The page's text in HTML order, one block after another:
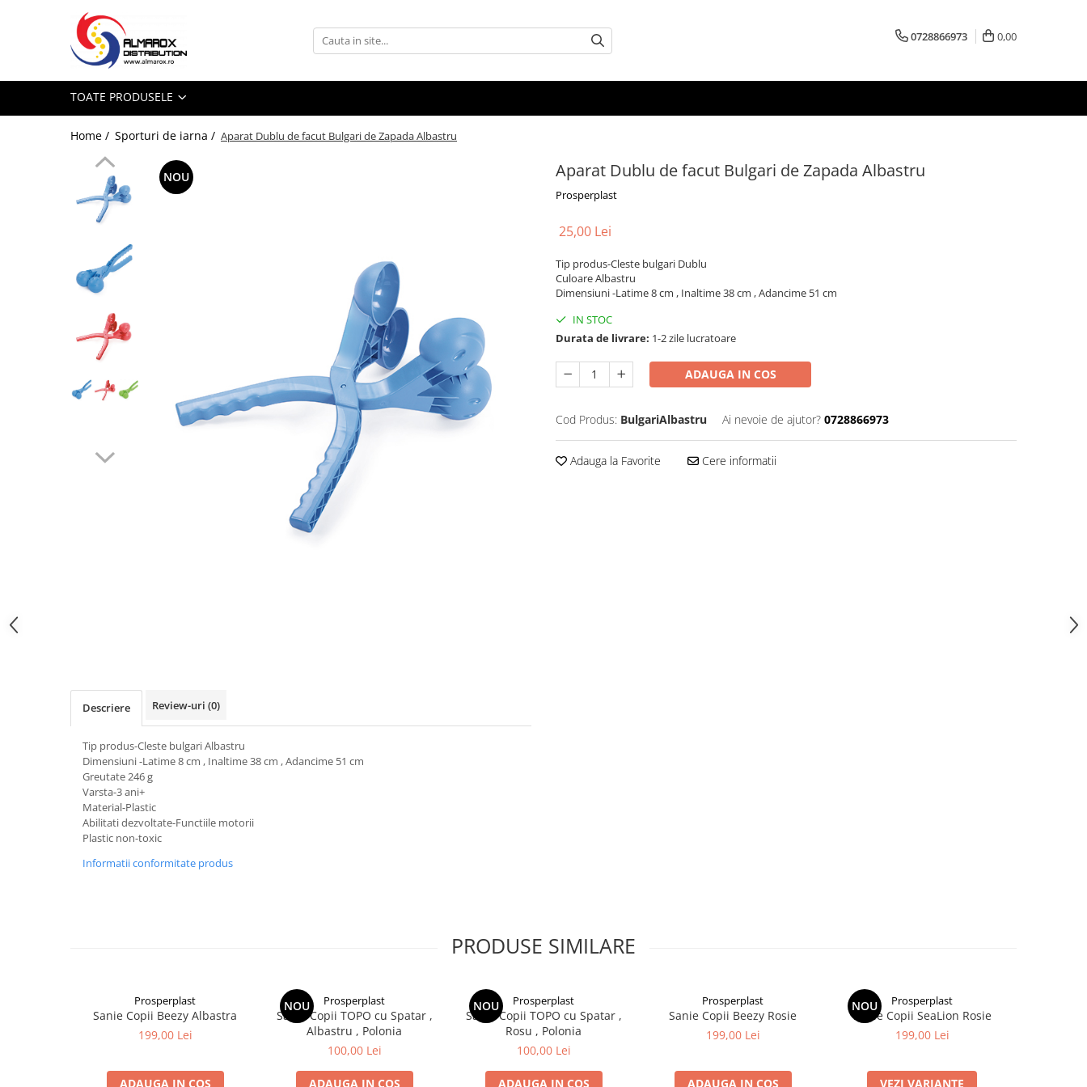
Toate Produsele
Aparat de facut Bulgari
Bob-uri Derdelus
Disc-uri Derdelus
Jucarii interior
Pistoale cu Apa
0728866973 0,00
TOATE PRODUSELE
Home / Sporturi de iarna / Aparat Dublu de facut Bulgari de Zapada Albastru
Aparat Dublu de facut Bulgari de Zapada Albastru
Prosperplast
NOU
25,00 Lei
Tip produs-Cleste bulgari Dublu
Culoare Albastru
Dimensiuni -Latime 8 cm , Inaltime 38 cm , Adancime 51 cm
IN STOC
Durata de livrare: 1-2 zile lucratoare
ADAUGA IN COS
Cod Produs: BulgariAlbastru Ai nevoie de ajutor? 0728866973
Adauga la Favorite Cere informatii
Descriere Review-uri (0)
Tip produs-Cleste bulgari Albastru
Dimensiuni -Latime 8 cm , Inaltime 38 cm , Adancime 51 cm
Greutate 246 g
Varsta-3 ani+
Material-Plastic
Abilitati dezvoltate-Functiile motorii
Plastic non-toxic
Informatii conformitate produs
PRODUSE SIMILARE
Prosperplast
Sanie Copii Beezy Albastra
199,00 Lei
ADAUGA IN COS
NOU Prosperplast
Sanie Copii TOPO cu Spatar ,
Albastru , Polonia
100,00 Lei
ADAUGA IN COS
NOU Prosperplast
Sanie Copii TOPO cu Spatar ,
Rosu , Polonia
100,00 Lei
ADAUGA IN COS
Prosperplast
Sanie Copii Beezy Rosie
199,00 Lei
ADAUGA IN COS
NOU Prosperplast
Sanie Copii SeaLion Rosie
199,00 Lei
VEZI VARIANTE